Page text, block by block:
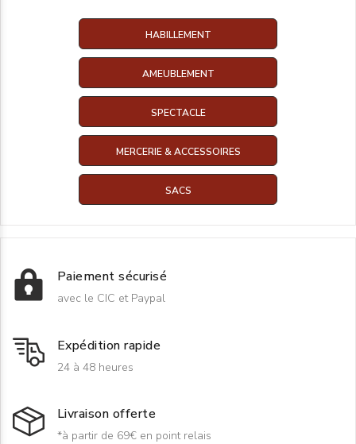
HABILLEMENT
AMEUBLEMENT
SPECTACLE
MERCERIE & ACCESSOIRES
SACS
Paiement sécurisé
avec le CIC et Paypal
Expédition rapide
24 à 48 heures
Livraison offerte
*à partir de 69€ en point relais